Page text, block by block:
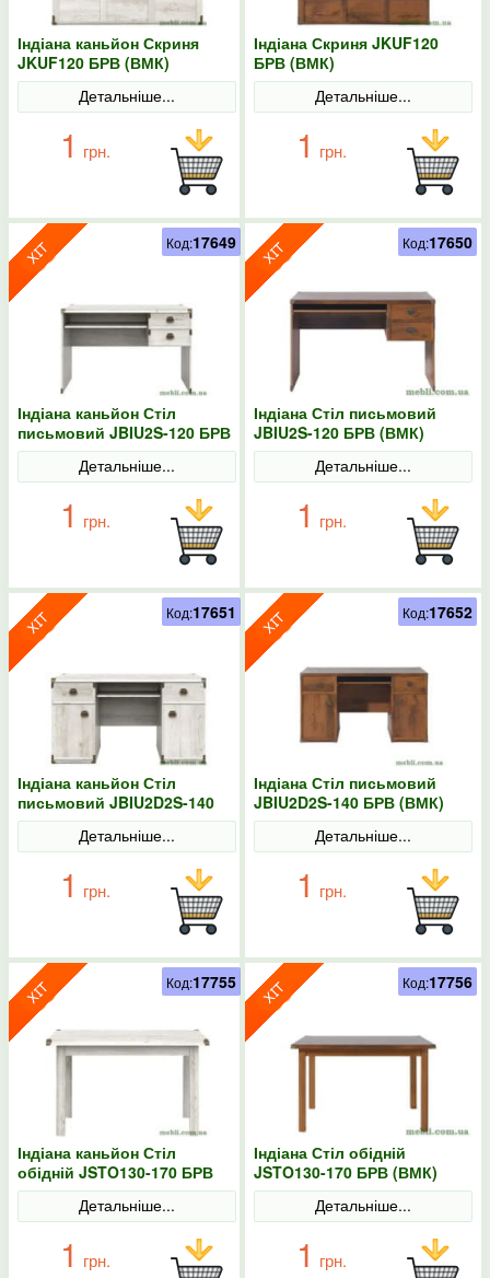
Індіана каньйон Скриня
JKUF120 БРВ (ВМК)
Детальніше...
1 грн.
Індіана Скриня JKUF120
БРВ (ВМК)
Детальніше...
1 грн.
Індіана каньйон Стіл
письмовий JBIU2S-120 БРВ
(ВМК)
Детальніше...
1 грн.
Код:17649
Індіана Стіл письмовий
JBIU2S-120 БРВ (ВМК)
Детальніше...
1 грн.
Код:17650
Індіана каньйон Стіл
письмовий JBIU2D2S-140
БРВ (ВМК)
Детальніше...
1 грн.
Код:17651
Індіана Стіл письмовий
JBIU2D2S-140 БРВ (ВМК)
Детальніше...
1 грн.
Код:17652
Індіана каньйон Стіл
обідній JSTO130-170 БРВ
(ВМК)
Детальніше...
1 грн.
Код:17755
Індіана Стіл обідній
JSTO130-170 БРВ (ВМК)
Детальніше...
1 грн.
Код:17756